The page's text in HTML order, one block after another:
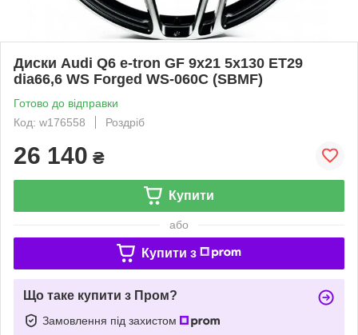
Диски Audi Q6 e-tron GF 9x21 5x130 ET29
dia66,6 WS Forged WS-060C (SBMF)
Готово до відправки
Код: w176558
Роздріб
26 140 ₴
Купити
або
Купити з
Що таке купити з Пром?
Замовлення під захистом